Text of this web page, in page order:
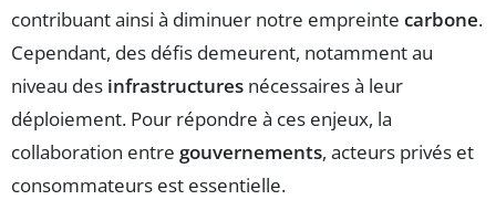
contribuant ainsi à diminuer notre empreinte carbone.
Cependant, des défis demeurent, notamment au
niveau des infrastructures nécessaires à leur
déploiement. Pour répondre à ces enjeux, la
collaboration entre gouvernements, acteurs privés et
consommateurs est essentielle.